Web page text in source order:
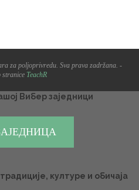
za poljoprivredu. Sva prava zadržana. -
stranice TeachR
Вибер заједници
културе и обичаја